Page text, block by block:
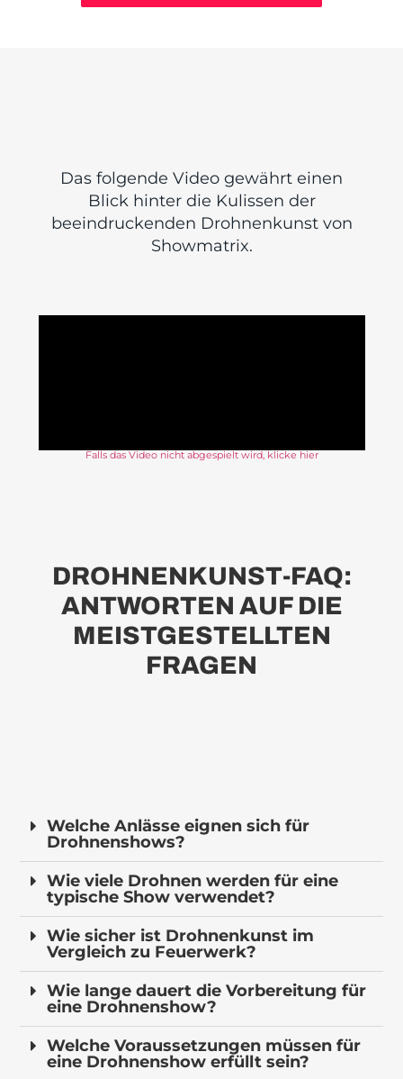
Das folgende Video gewährt einen
Blick hinter die Kulissen der
beeindruckenden Drohnenkunst von
Showmatrix.
Falls das Video nicht abgespielt wird, klicke hier
DROHNENKUNST-FAQ:
ANTWORTEN AUF DIE
MEISTGESTELLTEN
FRAGEN
Welche Anlässe eignen sich für
Drohnenshows?
Wie viele Drohnen werden für eine
typische Show verwendet?
Wie sicher ist Drohnenkunst im
Vergleich zu Feuerwerk?
Wie lange dauert die Vorbereitung für
eine Drohnenshow?
Welche Voraussetzungen müssen für
eine Drohnenshow erfüllt sein?